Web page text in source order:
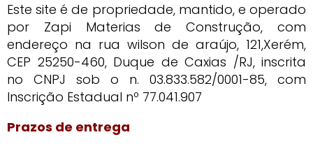
Este site é de propriedade, mantido, e operado
por Zapi Materias de Construção, com
endereço na rua wilson de araújo, 121,Xerém,
CEP 25250-460, Duque de Caxias /RJ, inscrita
no CNPJ sob o n. 03.833.582/0001-85, com
Inscrição Estadual nº 77.041.907
Prazos de entrega